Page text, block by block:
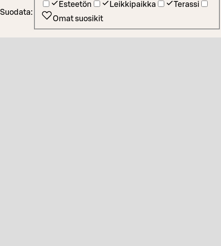
Suodata:
Esteetön Leikkipaikka
Terassi
Omat suosikit